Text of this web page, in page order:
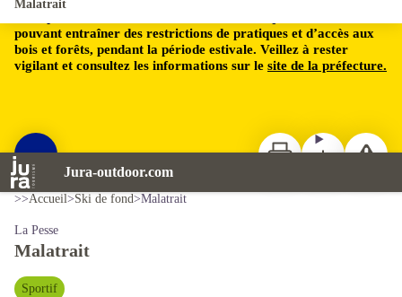
pouvant entraîner des restrictions de pratiques et d’accès aux
bois et forêts, pendant la période estivale. Veillez à rester
vigilant et consultez les informations sur le site de la préfecture.
Jura-outdoor.com
Malatrait
ImprimerTéléchargerSignaler
>>Accueil>Ski de fond>Malatrait
La Pesse
Malatrait
Sportif